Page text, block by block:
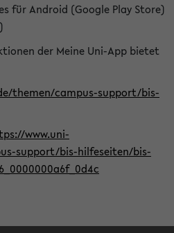
für Android (Google Play Store)
der Meine Uni-App bietet
themen/campus-support/bis-
www.uni-
support/bis-hilfeseiten/bis-